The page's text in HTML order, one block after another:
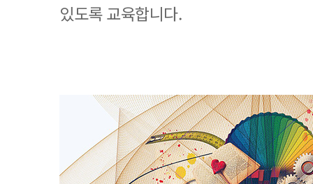
있도록 교육합니다.